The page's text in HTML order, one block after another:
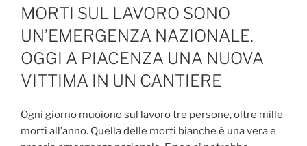
IL
MORTI SUL LAVORO SONO
UN’EMERGENZA NAZIONALE.
OGGI A PIACENZA UNA NUOVA
VITTIMA IN UN CANTIERE
Ogni giorno muoiono sul lavoro tre persone, oltre mille
morti all’anno. Quella delle morti bianche è una vera e